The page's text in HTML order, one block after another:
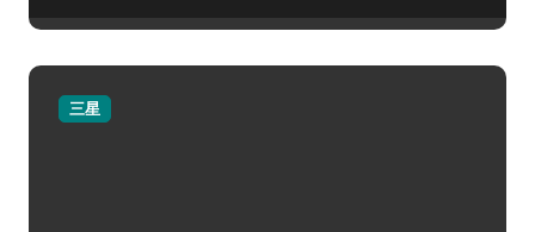
三星